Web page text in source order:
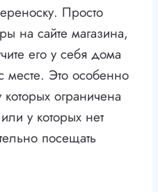
Просто
на сайте магазина,
его у себя дома
Это особенно
ограничена
у которых нет
посещать